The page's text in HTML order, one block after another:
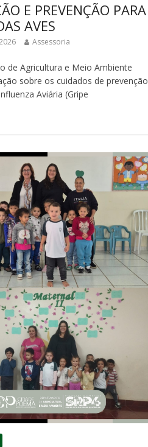
E PREVENÇÃO PARA
AVES
Assessoria
de Agricultura e Meio Ambiente
sobre os cuidados de prevenção
Aviária (Gripe